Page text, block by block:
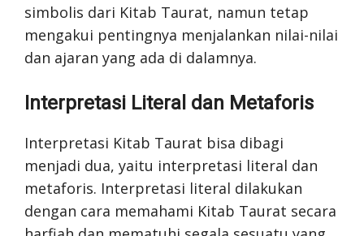
simbolis dari Kitab Taurat, namun tetap
mengakui pentingnya menjalankan nilai-nilai
dan ajaran yang ada di dalamnya.
Interpretasi Literal dan Metaforis
Interpretasi Kitab Taurat bisa dibagi
menjadi dua, yaitu interpretasi literal dan
metaforis. Interpretasi literal dilakukan
dengan cara memahami Kitab Taurat secara